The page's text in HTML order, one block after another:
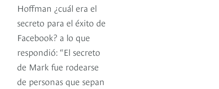
Hoffman ¿cuál era el
secreto para el éxito de
Facebook? a lo que
respondió: “El secreto
de Mark fue rodearse
de personas que sepan